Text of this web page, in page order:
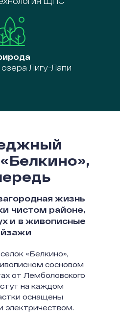
Лигу-Лапи
жизнь
чистом районе,
и в живописные
«Белкино»,
сосновом
от Лемболовского
на каждом
оснащены
электричеством.